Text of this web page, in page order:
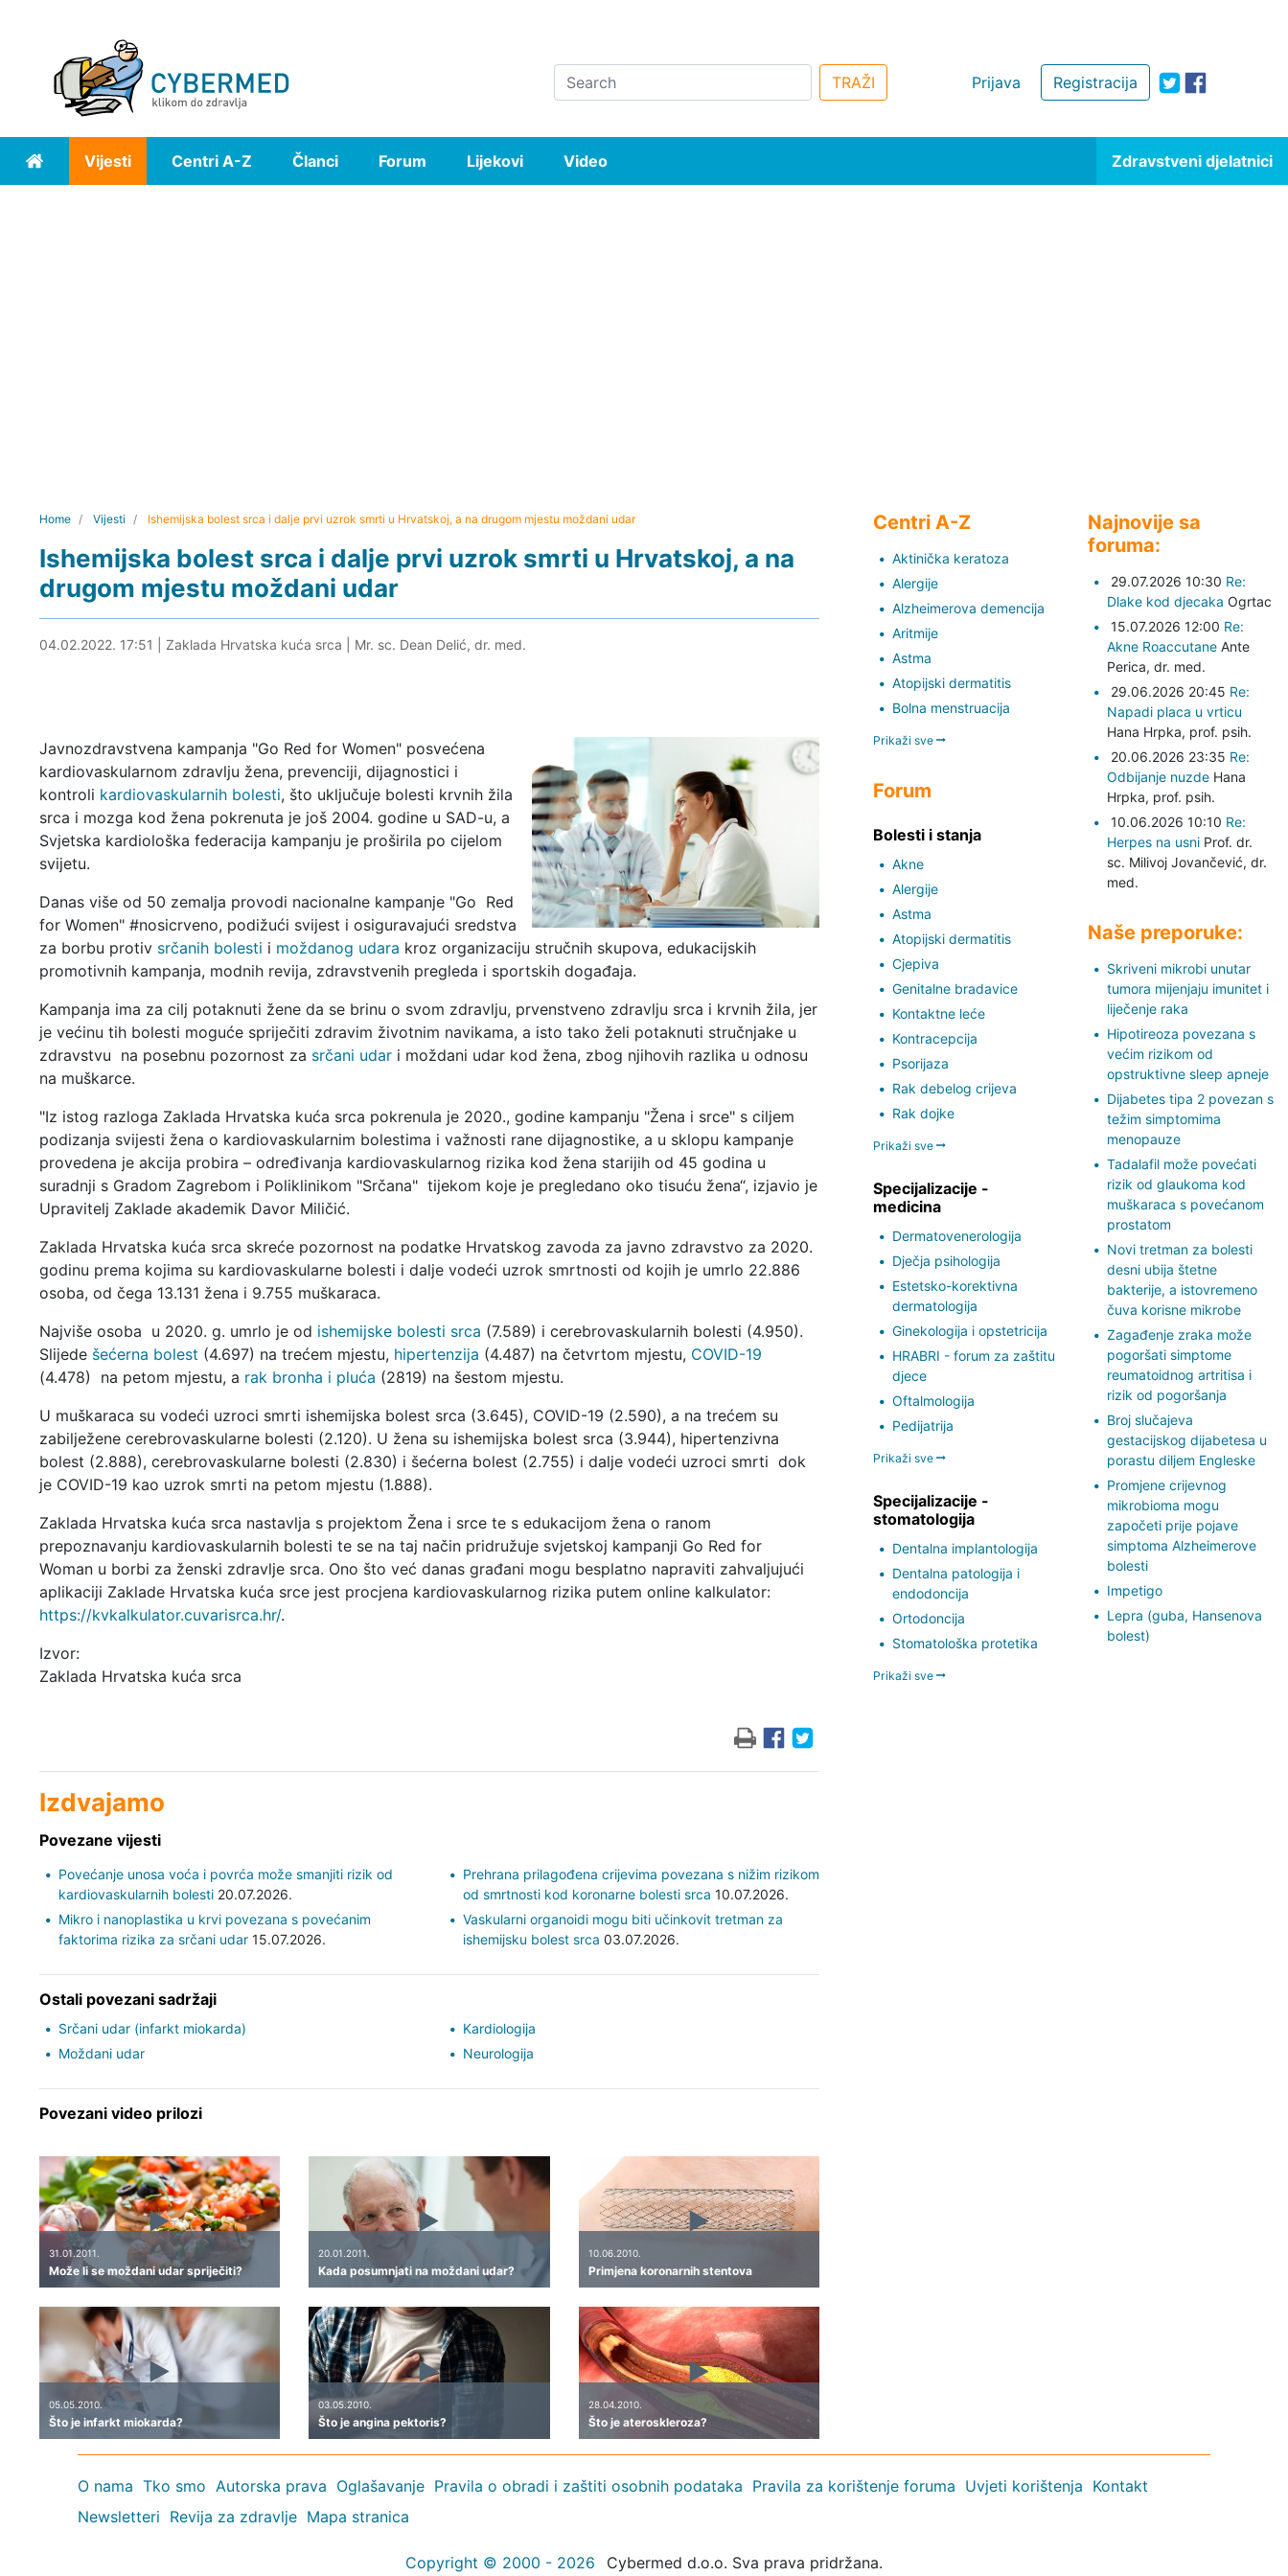
Registracija
Prijava
Search TRAŽI
Home Vijesti Centri A-Z Članci Forum Lijekovi Video Zdravstveni djelatnici
Home Vijesti Ishemijska bolest srca i dalje prvi uzrok smrti u Hrvatskoj, a na drugom mjestu moždani udar
Ishemijska bolest srca i dalje prvi uzrok smrti u Hrvatskoj, a na
drugom mjestu moždani udar
04.02.2022. 18:34
04.02.2022. 17:51 Zaklada Hrvatska kuća srca Mr. sc. Dean Delić, dr. med.
Javnozdravstvena kampanja "Go Red for Women" posvećena
kardiovaskularnom zdravlju žena, prevenciji, dijagnostici i
kontroli kardiovaskularnih bolesti, što uključuje bolesti krvnih žila
srca i mozga kod žena pokrenuta je još 2004. godine u SAD-u, a
Svjetska kardiološka federacija kampanju je proširila po cijelom
svijetu.
Danas više od 50 zemalja provodi nacionalne kampanje "Go Red
for Women" #nosicrveno, podižući svijest i osiguravajući sredstva
za borbu protiv srčanih bolesti i moždanog udara kroz organizaciju stručnih skupova, edukacijskih
promotivnih kampanja, modnih revija, zdravstvenih pregleda i sportskih događaja.
Kampanja ima za cilj potaknuti žene da se brinu o svom zdravlju, prvenstveno zdravlju srca i krvnih žila, jer
je većinu tih bolesti moguće spriječiti zdravim životnim navikama, a isto tako želi potaknuti stručnjake u
zdravstvu na posebnu pozornost za srčani udari moždani udar kod žena, zbog njihovih razlika u odnosu
na muškarce.
"Iz istog razloga Zaklada Hrvatska kuća srca pokrenula je 2020., godine kampanju "Žena i srce" s ciljem
podizanja svijesti žena o kardiovaskularnim bolestima i važnosti rane dijagnostike, a u sklopu kampanje
provedena je akcija probira – određivanja kardiovaskularnog rizika kod žena starijih od 45 godina u
suradnji s Gradom Zagrebom i Poliklinikom "Srčana" tijekom koje je pregledano oko tisuću žena“, izjavio je
Upravitelj Zaklade akademik Davor Miličić.
Zaklada Hrvatska kuća srca skreće pozornost na podatke Hrvatskog zavoda za javno zdravstvo za 2020.
godinu prema kojima su kardiovaskularne bolesti i dalje vodeći uzrok smrtnosti od kojih je umrlo 22.886
osoba, od čega 13.131 žena i 9.755 muškaraca.
Najviše osoba u 2020. g. umrlo je od ishemijske bolesti srca (7.589) i cerebrovaskularnih bolesti (4.950).
Slijede šećerna bolest (4.697) na trećem mjestu, hipertenzija (4.487) na četvrtom mjestu, COVID-19
(4.478) na petom mjestu, a rak bronha i pluća (2819) na šestom mjestu.
U muškaraca su vodeći uzroci smrti ishemijska bolest srca (3.645), COVID-19 (2.590), a na trećem su
zabilježene cerebrovaskularne bolesti (2.120). U žena su ishemijska bolest srca (3.944), hipertenzivna
bolest (2.888), cerebrovaskularne bolesti (2.830) i šećerna bolest (2.755) i dalje vodeći uzroci smrti dok
je COVID-19 kao uzrok smrti na petom mjestu (1.888).
Zaklada Hrvatska kuća srca nastavlja s projektom Žena i srce te s edukacijom žena o ranom
prepoznavanju kardiovaskularnih bolesti te se na taj način pridružuje svjetskoj kampanji Go Red for
Woman u borbi za ženski zdravlje srca. Ono što već danas građani mogu besplatno napraviti zahvaljujući
aplikaciji Zaklade Hrvatska kuća srce jest procjena kardiovaskularnog rizika putem online kalkulator:
https://kvkalkulator.cuvarisrca.hr/.
Izvor:
Zaklada Hrvatska kuća srca
Izdvajamo
Povezane vijesti
Povećanje unosa voća i povrća može smanjiti rizik od
kardiovaskularnih bolesti20.07.2026.
Mikro i nanoplastika u krvi povezana s povećanim
faktorima rizika za srčani udar15.07.2026.
Prehrana prilagođena crijevima povezana s nižim rizikom
od smrtnosti kod koronarne bolesti srca 10.07.2026.
Vaskularni organoidi mogu biti učinkovit tretman za
ishemijsku bolest srca 03.07.2026.
Ostali povezani sadržaji
Srčani udar (infarkt miokarda)
Moždani udar
Kardiologija
Neurologija
Povezani video prilozi
31.01.2011.
Može li se moždani udar spriječiti?
20.01.2011.
Kada posumnjati na moždani udar?
10.06.2010.
Primjena koronarnih stentova
05.05.2010.
Što je infarkt miokarda?
03.05.2010.
Što je angina pektoris?
28.04.2010.
Što je ateroskleroza?
Centri A-Z
Aktinička keratoza
Alergije
Alzheimerova demencija
Aritmije
Astma
Atopijski dermatitis
Bolna menstruacija
Prikaži sve
Forum
Bolesti i stanja
Akne
Alergije
Astma
Atopijski dermatitis
Cjepiva
Genitalne bradavice
Kontaktne leće
Kontracepcija
Psorijaza
Rak debelog crijeva
Rak dojke
Prikaži sve
Specijalizacije -
medicina
Dermatovenerologija
Dječja psihologija
Estetsko-korektivna
dermatologija
Ginekologija i opstetricija
HRABRI - forum za zaštitu
djece
Oftalmologija
Pedijatrija
Prikaži sve
Specijalizacije -
stomatologija
Dentalna implantologija
Dentalna patologija i
endodoncija
Ortodoncija
Stomatološka protetika
Prikaži sve
Najnovije sa
foruma:
29.07.2026 10:30 Re:
Dlake kod djecaka Ogrtac
15.07.2026 12:00 Re:
Akne Roaccutane Ante
Perica, dr. med.
29.06.2026 20:45 Re:
Napadi placa u vrticu
Hana Hrpka, prof. psih.
20.06.2026 23:35 Re:
Odbijanje nuzde Hana
Hrpka, prof. psih.
10.06.2026 10:10 Re:
Herpes na usni Prof. dr.
sc. Milivoj Jovančević, dr.
med.
Naše preporuke:
Skriveni mikrobi unutar
tumora mijenjaju imunitet i
liječenje raka
Hipotireoza povezana s
većim rizikom od
opstruktivne sleep apneje
Dijabetes tipa 2 povezan s
težim simptomima
menopauze
Tadalafil može povećati
rizik od glaukoma kod
muškaraca s povećanom
prostatom
Novi tretman za bolesti
desni ubija štetne
bakterije, a istovremeno
čuva korisne mikrobe
Zagađenje zraka može
pogoršati simptome
reumatoidnog artritisa i
rizik od pogoršanja
Broj slučajeva
gestacijskog dijabetesa u
porastu diljem Engleske
Promjene crijevnog
mikrobioma mogu
započeti prije pojave
simptoma Alzheimerove
bolesti
Impetigo
Lepra (guba, Hansenova
bolest)
O nama Tko smo Autorska prava Oglašavanje Pravila o obradi i zaštiti osobnih podataka Pravila za korištenje foruma Uvjeti korištenja Kontakt
Newsletteri Revija za zdravlje Mapa stranica
Copyright © 2000 - 2026 Cybermed d.o.o. Sva prava pridržana.